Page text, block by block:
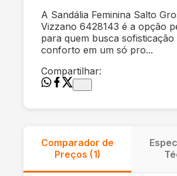
A Sandália Feminina Salto
Vizzano 6428143 é a opção
para quem busca sofisticação
conforto em um só pro...
Compartilhar:
Comparador de
Preços (1)